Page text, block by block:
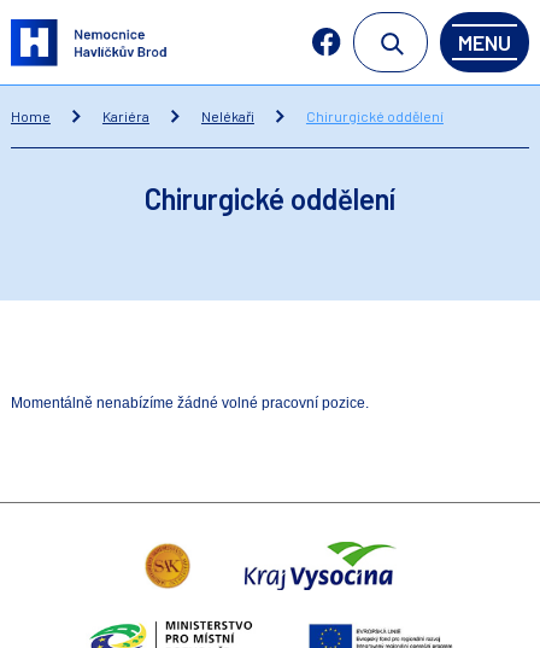
MENU
Home Kariéra Nelékaři Chirurgické oddělení
Chirurgické oddělení
Momentálně nenabízíme žádné volné pracovní pozice.